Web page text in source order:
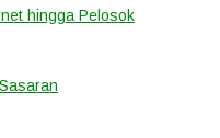
hingga Pelosok